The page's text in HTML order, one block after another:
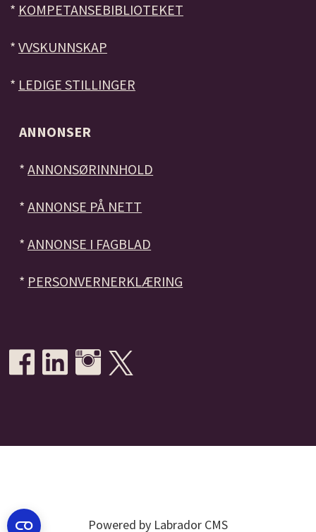
* KOMPETANSEBIBLIOTEKET
* VVSKUNNSKAP
* LEDIGE STILLINGER
ANNONSER
*ANNONSØRINNHOLD
*ANNONSE PÅ NETT
*ANNONSE I FAGBLAD
* PERSONVERNERKLÆRING
Powered by Labrador CMS